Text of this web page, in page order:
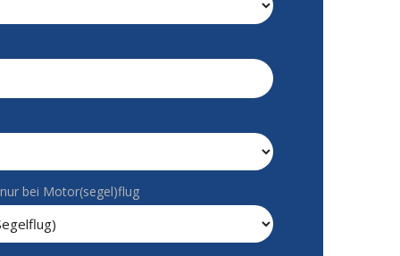
bei Motor(segel)flug